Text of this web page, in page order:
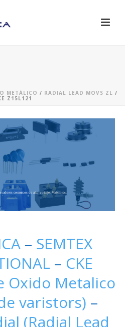
METÁLICO / RADIAL LEAD MOVS ZL /
Z15L121
ceramicos de alto voltaje, Varistores,
– SEMTEX
– CKE
Oxido Metalico
varistors) –
(Radial Lead